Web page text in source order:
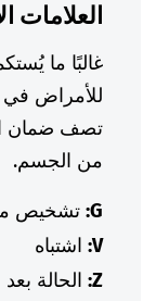
العلامات
غالبًا ما
للأمراض في
تصف ضمان
من الجسم.
G: تشخيص
V: اشتباه
Z: الحالة بعد